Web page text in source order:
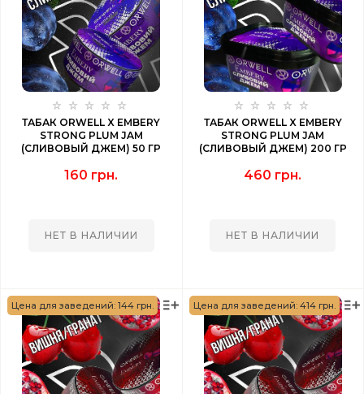
ТАБАК ORWELL X EMBERY
STRONG PLUM JAM
(СЛИВОВЫЙ ДЖЕМ) 50 ГР
160 грн.
НЕТ В НАЛИЧИИ
ТАБАК ORWELL X EMBERY
STRONG PLUM JAM
(СЛИВОВЫЙ ДЖЕМ) 200 ГР
460 грн.
НЕТ В НАЛИЧИИ
Цена для заведений: 144 грн. Цена для заведений: 414 грн.